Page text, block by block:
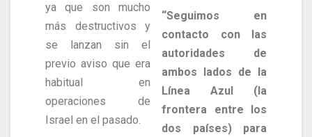
ya que son mucho
más destructivos y
se lanzan sin el
previo aviso que era
habitual en
operaciones de
Israel en el pasado.
“Seguimos en
contacto con las
autoridades de
ambos lados de la
Línea Azul (la
frontera entre los
dos países) para